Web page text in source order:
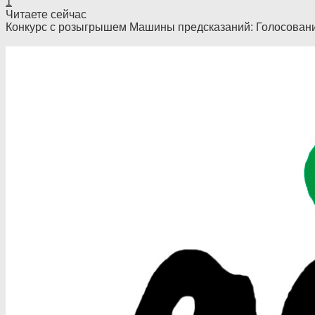
Читаете сейчас
Конкурс с розыгрышем Машины предсказаний: